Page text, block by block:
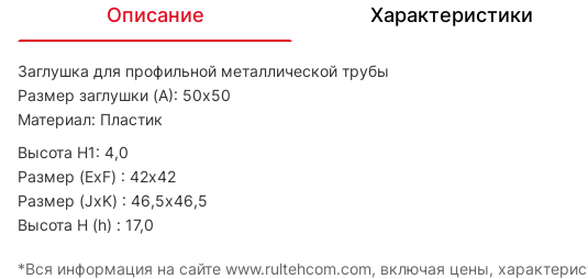
Описание Характеристики
Заглушка для профильной металлической трубы
Размер заглушки (A): 50х50
Материал: Пластик
Высота H1: 4,0
Размер (ExF) : 42х42
Размер (JxK) : 46,5х46,5
Высота H (h) : 17,0
*Вся информация на сайте www.rultehcom.com, включая цены,